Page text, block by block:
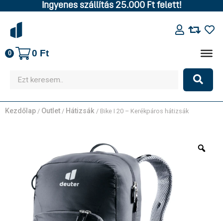
Ingyenes szállítás 25.000 Ft felett!
0 0 Ft
Kezdőlap / Outlet / Hátizsák / Bike I 20 – Kerékpáros hátizsák